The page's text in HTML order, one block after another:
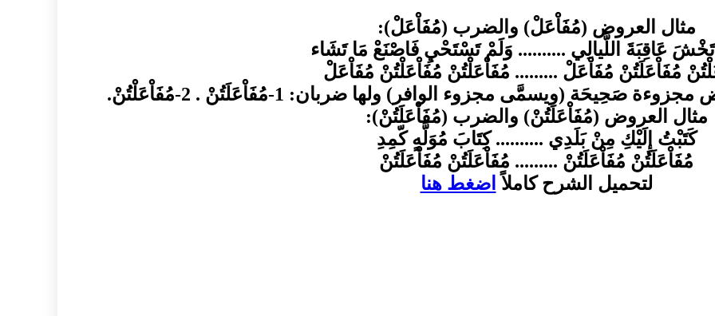
مثال العروض (مُفَاْعَلْ) والضرب (مُفَاْعَلْ):
تَخْشَ عَاقِبَةَ اللَّيالِي .......... وَلَمْ تَسْتَحْيِ فَاصْنَعْ مَا تَشَاء
مُفَاْعَلَتُنْ مُفَاْعَلْ ......... مُفَاْعَلْتُنْ مُفَاْعَلْتُنْ مُفَاْعَلْ
مجزوءة صَحِيحَة (ويسمَّى مجزوء الوافر) ولها ضربان: 1 -مُفَاْعَلَتُنْ . 2- مُفَاْعَلْتُنْ.
مثال العروض (مُفَاْعَلَتُنْ) والضرب (مُفَاْعَلَتُنْ):
كَتَبْتُ إِلَيْكِ مِنْ بَلَدِي .......... كِتَابَ مُوَلَّهٍ كّمِدِ
مُفَاْعَلَتُنْ مُفَاْعَلَتُنْ ......... مُفَاْعَلَتُنْ مُفَاْعَلَتُنْ
لتحميل الشرح كاملاً اضغط هنا